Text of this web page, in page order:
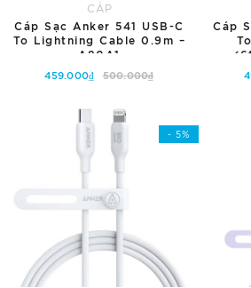
CÁP
Cáp Sạc Anker 541 USB-C
To Lightning Cable 0.9m –
A80A1
459.000₫ 500.000₫
Tùy chọn
Cáp
- 5%